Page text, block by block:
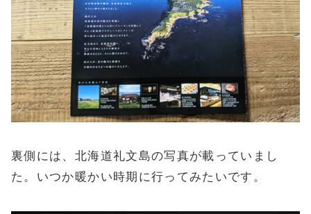
裏側には、北海道礼文島の写真が載っていまし
た。いつか暖かい時期に行ってみたいです。